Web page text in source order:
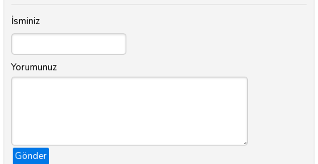
İsminiz
Yorumunuz
Gönder